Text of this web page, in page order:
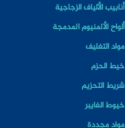
أنابيب الألياف الزجاجية
ألواح الألمنيوم المدمجة
مواد التغليف
خيط الحزم
شريط التحزيم
خيوط الفايبر
مواد مجددة